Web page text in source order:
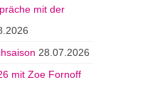
mit der
28.07.2026
mit Zoe Fornoff